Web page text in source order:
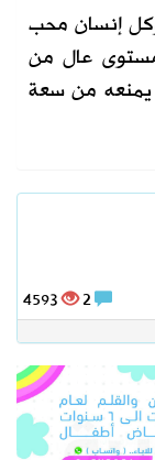
إنسان محب
عال من
من سعة
4593